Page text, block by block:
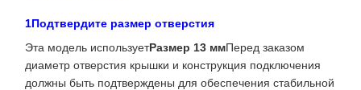
1Подтвердите размер отверстия
Эта модель используетРазмер 13 ммПеред заказом
диаметр отверстия крышки и конструкция подключения
должны быть подтверждены для обеспечения стабильной